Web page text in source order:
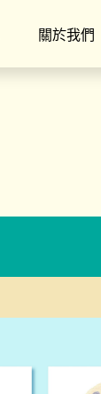
關於我們